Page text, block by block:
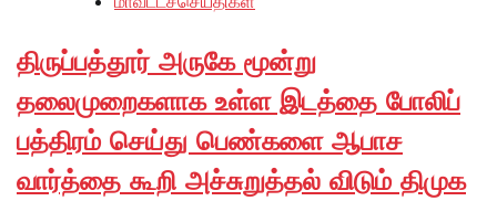
திருப்பத்தூர் அருகே மூன்று
தலைமுறைகளாக உள்ள இடத்தை போலிப்
பத்திரம் செய்து பெண்களை ஆபாச
வார்த்தை கூறி அச்சுறுத்தல் விடும் திமுக